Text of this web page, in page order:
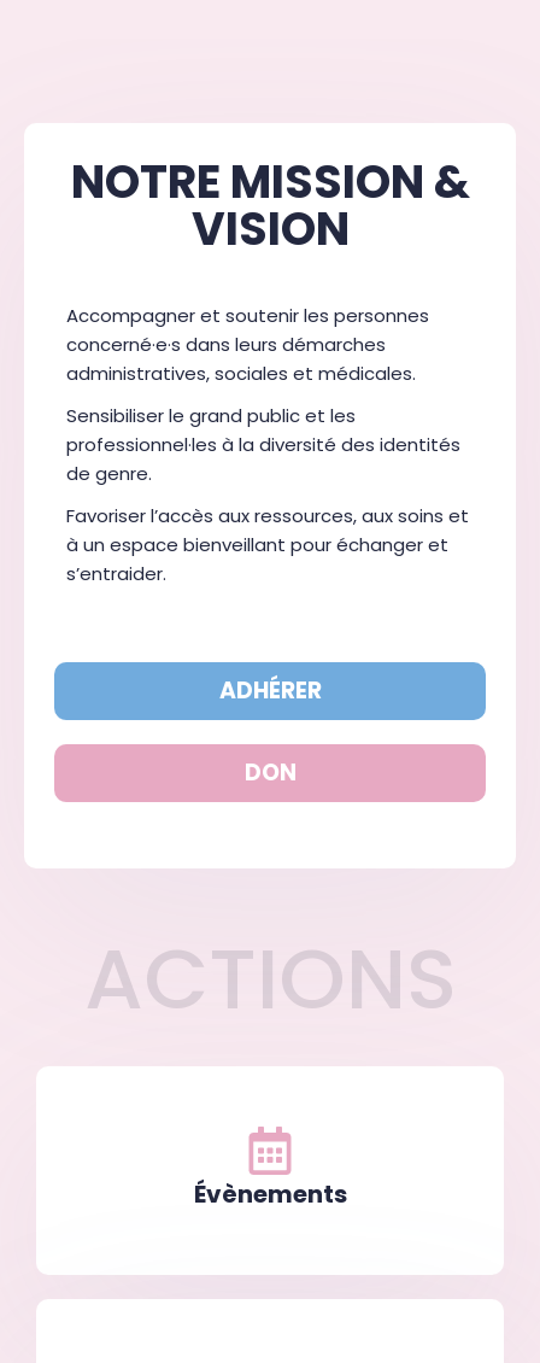
NOTRE MISSION &
VISION
Accompagner et soutenir les personnes
concerné·e·s dans leurs démarches
administratives, sociales et médicales.
Sensibiliser le grand public et les
professionnel·les à la diversité des identités
de genre.
Favoriser l’accès aux ressources, aux soins et
à un espace bienveillant pour échanger et
s’entraider.
ADHÉRER
DON
ACTIONS
Évènements